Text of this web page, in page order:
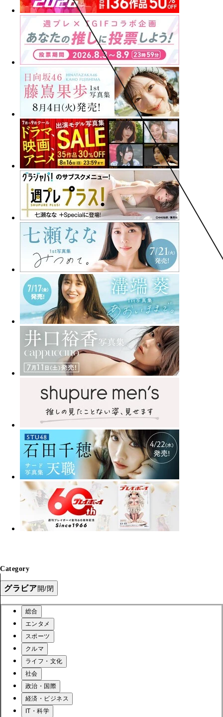
Category
グラビア開/閉
総合
エンタメ
スポーツ
クルマ
ライフ・文化
社会
政治・国際
経済・ビジネス
IT・科学